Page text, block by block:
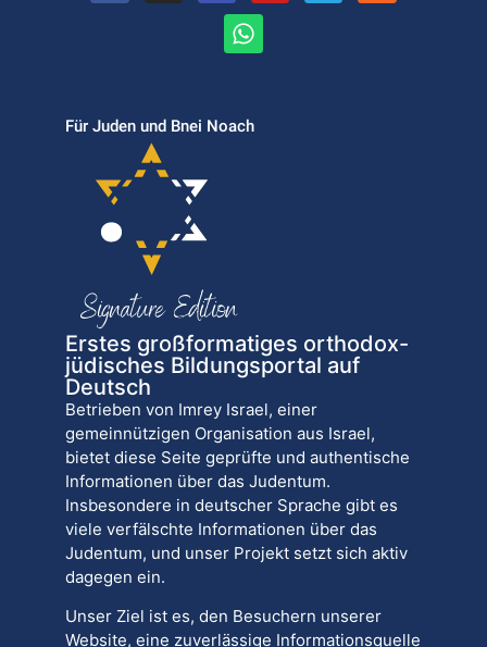
Für Juden und Bnei Noach
Erstes großformatiges orthodox-
jüdisches Bildungsportal auf
Deutsch
Betrieben von Imrey Israel, einer
gemeinnützigen Organisation aus Israel,
bietet diese Seite geprüfte und authentische
Informationen über das Judentum.
Insbesondere in deutscher Sprache gibt es
viele verfälschte Informationen über das
Judentum, und unser Projekt setzt sich aktiv
dagegen ein.
Unser Ziel ist es, den Besuchern unserer
Website, eine zuverlässige Informationsquelle